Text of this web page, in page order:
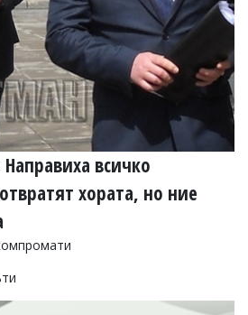
всичко
хората, но ние